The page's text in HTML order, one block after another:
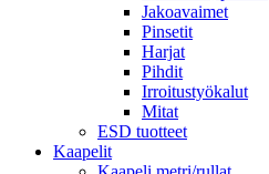
Jakoavaimet
Pinsetit
Harjat
Pihdit
Irroitustyökalut
Mitat
ESD tuotteet
Kaapelit